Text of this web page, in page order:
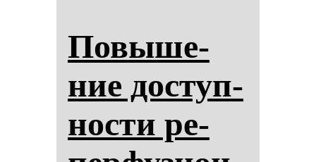
По­вы­ше­
ние дос­туп­
нос­ти ре­